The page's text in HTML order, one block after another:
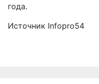
года.
Источник Infopro54